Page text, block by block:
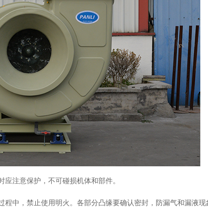
注意保护，不可碰损机体和部件。
中，禁止使用明火。各部分凸缘要确认密封，防漏气和漏液现